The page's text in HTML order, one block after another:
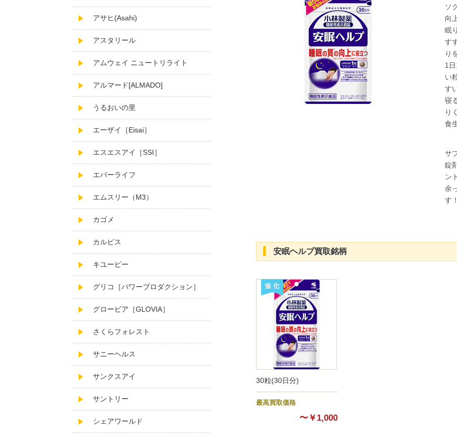
ソ
向
眠
す
り
1
い
す
寝
り
食
サ
錠
ン
余
す
安眠ヘルプ買取銘柄
強化
30粒(30日分)
最高買取価格
〜￥1,000
アサヒ(Asahi)
アスタリール
アムウェイ ニュートリライト
アルマード[ALMADO]
うるおいの里
エーザイ［Eisai］
エスエスアイ［SSI］
エバーライフ
エムスリー（M3）
カゴメ
カルピス
キユーピー
グリコ［パワープロダクション］
グロービア［GLOVIA］
さくらフォレスト
サニーヘルス
サンクスアイ
サントリー
シェアワールド